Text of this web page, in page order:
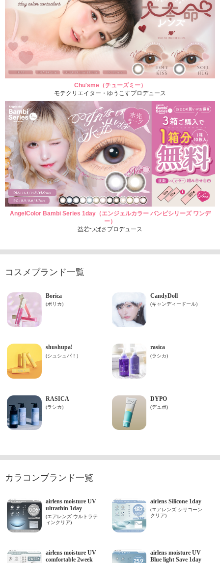
Chu'sme（チューズミー）
モテクリエイター・ゆうこすプロデュース
AngelColor Bambi Series 1day（エンジェルカラー バンビシリーズ ワンデ
ー）
益若つばさプロデュース
コスメブランド一覧
カラコンブランド一覧